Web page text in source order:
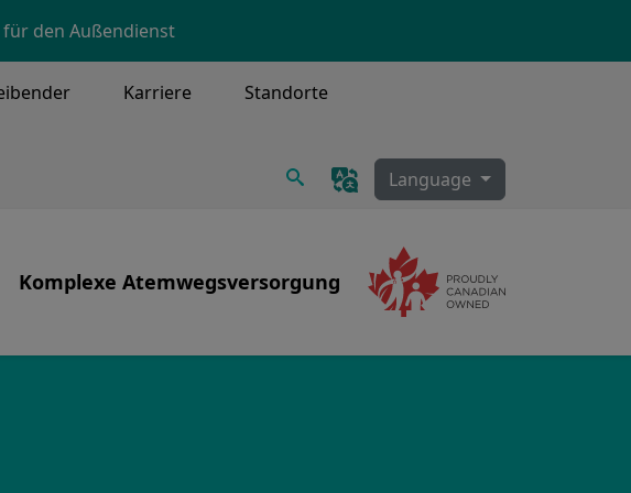
den Außendienst
Karriere
Standorte
Suchen
Language
Komplexe Atemwegsversorgung